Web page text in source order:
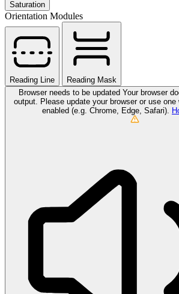
Saturation
Orientation Modules
Reading Line
Reading Mask
Browser needs to be updated Your browser
output. Please update your browser or use
enabled (e.g. Chrome, Edge, Safari).